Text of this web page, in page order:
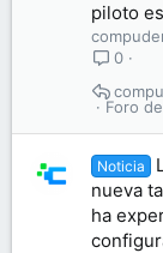
piloto
0
Foro
Noticia
nueva
ha